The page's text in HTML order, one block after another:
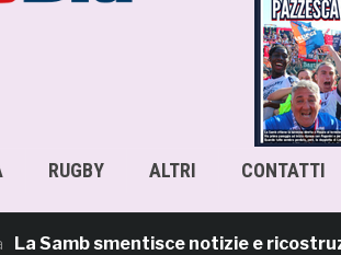
RUGBY ALTRI CONTATTI
smentisce notizie e ricostruzioni